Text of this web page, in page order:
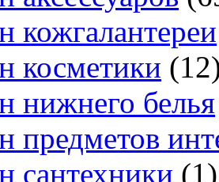
кожгалантереи
косметики
нижнего белья
предметов
сантехники (1)